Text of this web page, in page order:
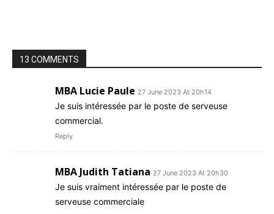
13 COMMENTS
MBA Lucie Paule 27 June 2023 At 20h14
Je suis intéressée par le poste de serveuse
commercial.
Reply
MBA Judith Tatiana 27 June 2023 At 20h30
Je suis vraiment intéressée par le poste de
serveuse commerciale